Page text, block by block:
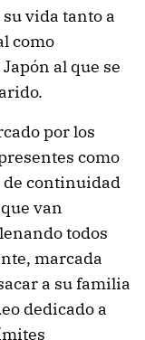
vida tanto a
como
al que se
por los
como
de continuidad
van
todos
marcada
a su familia
dedicado a